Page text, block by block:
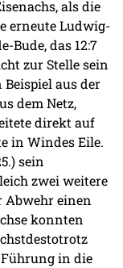
als die
erneute Ludwig-
Bude, das 12:7
zur Stelle sein
aus der
dem Netz,
direkt auf
in Windes Eile.
sein
zwei weitere
Abwehr einen
konnten
in die